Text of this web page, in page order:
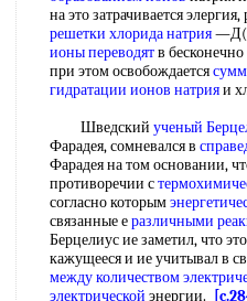
на это затрачивается элергия,
решетки хлорида натрия
ионы переводятв бесконечно
при этом освобождается
гидратации ионов натрияи
Шведский ученый
Фарадея, сомневался в
Фарадея на том основании,
противоречии с
согласно которым
связанные еразличными
Берцелиус ие заметил, что
кажущееся и ие учитывал в
междуколичеством
электрической энергии.